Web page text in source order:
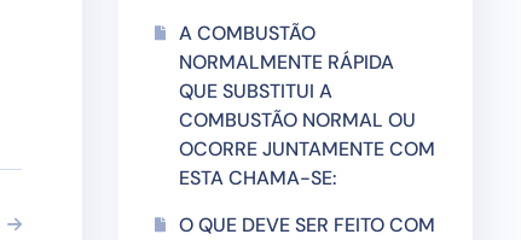
A COMBUSTÃO
NORMALMENTE RÁPIDA
QUE SUBSTITUI A
COMBUSTÃO NORMAL OU
OCORRE JUNTAMENTE COM
ESTA CHAMA-SE:
O QUE DEVE SER FEITO COM